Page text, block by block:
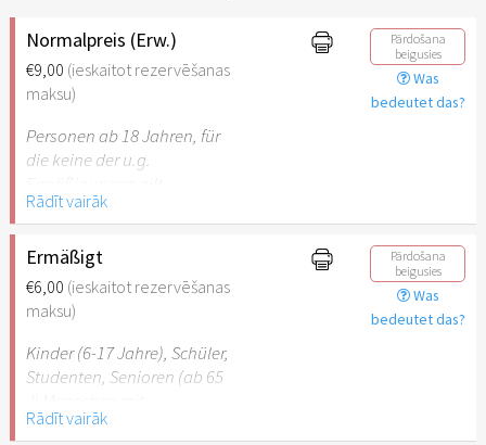
Normalpreis (Erw.)
€9,00 (ieskaitot rezervēšanas
maksu)
Pārdošana
beigusies
Was
bedeutet das?
Personen ab 18 Jahren, für
die keine der u.g.
Rādīt vairāk
Ermäßigt
€6,00 (ieskaitot rezervēšanas
maksu)
Pārdošana
beigusies
Was
bedeutet das?
Kinder (6-17 Jahre), Schüler,
Studenten, Senioren (ab 65
Behinderung (ab 50%),
Rādīt vairāk